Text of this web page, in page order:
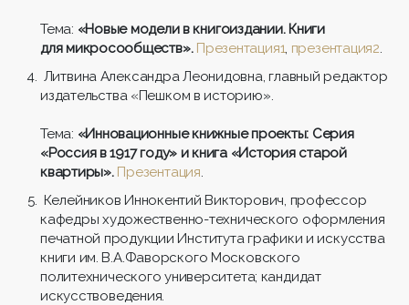
Тема: «Новые модели в книгоиздании. Книги
для микросообществ». Презентация1, презентация2.
Литвина Александра Леонидовна, главный редактор
издательства «Пешком в историю».
Тема: «Инновационные книжные проекты: Серия
«Россия в 1917 году» и книга «История старой
квартиры». Презентация.
Келейников Иннокентий Викторович, профессор
кафедры художественно-технического оформления
печатной продукции Института графики и искусства
книги им. В.А.Фаворского Московского
политехнического университета; кандидат
искусствоведения.